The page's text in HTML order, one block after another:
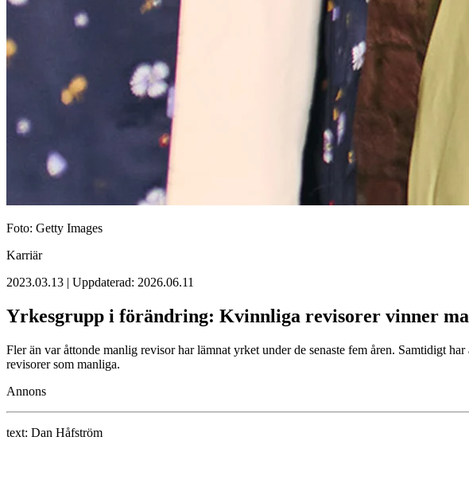
Foto: Getty Images
Karriär
2023.03.13 | Uppdaterad: 2026.06.11
Yrkesgrupp i förändring: Kvinnliga revisorer vinner
Fler än var åttonde manlig revisor har lämnat yrket under de senaste fem åren. Samtidigt
revisorer som manliga.
Annons
text: Dan Håfström